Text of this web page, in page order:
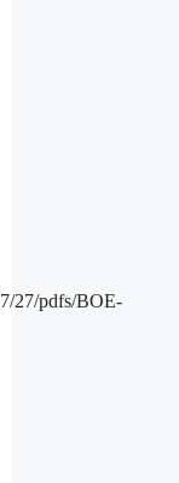
27/pdfs/BOE-